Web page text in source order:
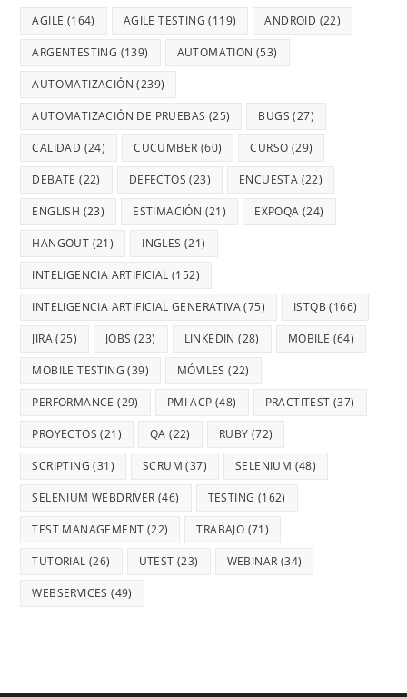
AGILE (164) AGILE TESTING (119) ANDROID (22)
ARGENTESTING (139) AUTOMATION (53)
AUTOMATIZACIÓN (239)
AUTOMATIZACIÓN DE PRUEBAS (25) BUGS (27)
CALIDAD (24) CUCUMBER (60) CURSO (29)
DEBATE (22) DEFECTOS (23) ENCUESTA (22)
ENGLISH (23) ESTIMACIÓN (21) EXPOQA (24)
HANGOUT (21) INGLES (21)
INTELIGENCIA ARTIFICIAL (152)
INTELIGENCIA ARTIFICIAL GENERATIVA(75) ISTQB (166)
JIRA(25) JOBS (23) LINKEDIN (28) MOBILE (64)
MOBILE TESTING (39) MÓVILES (22)
PERFORMANCE (29) PMI ACP (48) PRACTITEST (37)
PROYECTOS (21) QA (22) RUBY (72)
SCRIPTING (31) SCRUM (37) SELENIUM (48)
SELENIUM WEBDRIVER (46) TESTING (162)
TEST MANAGEMENT (22) TRABAJO (71)
TUTORIAL (26) UTEST (23) WEBINAR (34)
WEBSERVICES (49)